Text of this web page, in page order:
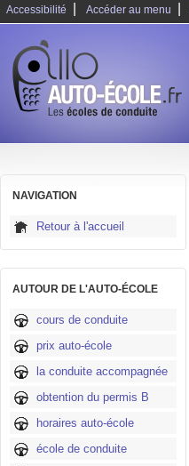
Accessibilité Accéder au menu
NAVIGATION
Retour à l'accueil
AUTOUR DE L'AUTO-ÉCOLE
cours de conduite
prix auto-école
la conduite accompagnée
obtention du permis B
horaires auto-école
école de conduite